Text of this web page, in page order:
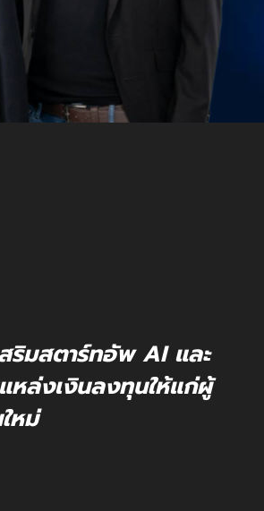
ริมสตาร์ทอัพ AI และ
หล่งเงินลงทุนให้แก่ผู้
หม่